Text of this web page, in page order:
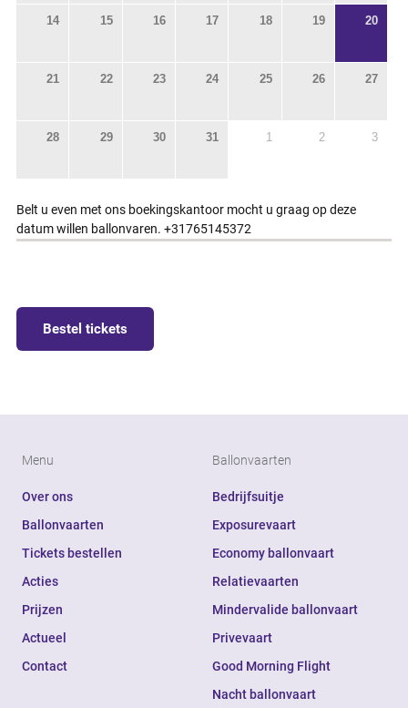
14 15 16 17 18 19 20
21 22 23 24 25 26 27
28 29 30 31 1 2 3
Belt u even met ons boekingskantoor mocht u graag op deze
datum willen ballonvaren. +31765145372
Bestel tickets
Menu
Over ons
Ballonvaarten
Tickets bestellen
Acties
Prijzen
Actueel
Contact
Ballonvaarten
Bedrijfsuitje
Exposurevaart
Economy ballonvaart
Relatievaarten
Mindervalide ballonvaart
Privevaart
Good Morning Flight
Nacht ballonvaart